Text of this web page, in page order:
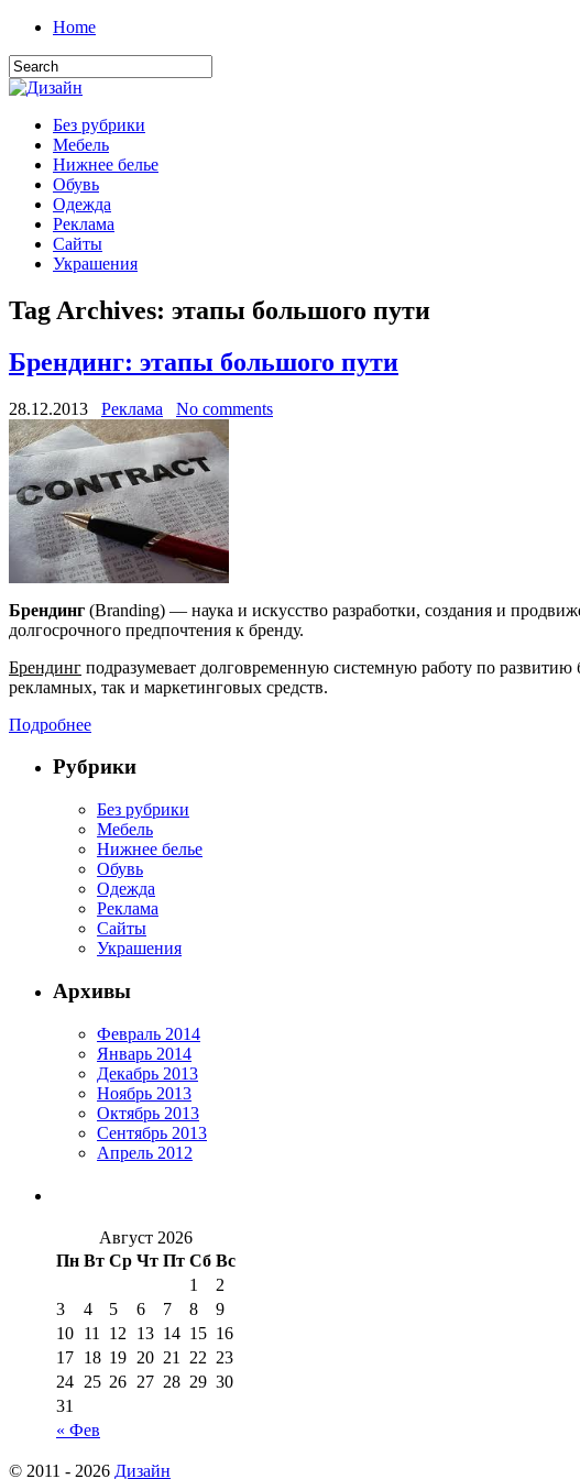
Home
Без рубрики
Мебель
Нижнее белье
Обувь
Одежда
Реклама
Сайты
Украшения
Tag Archives: этапы большого пути
Брендинг: этапы большого пути
28.12.2013 Реклама No comments
Брендинг (Branding) — наука и искусство разработки, создания и
долгосрочного предпочтения к бренду.
Брендинг подразумевает долговременную системную работу по
рекламных, так и маркетинговых средств.
Подробнее
Рубрики
Без рубрики
Мебель
Нижнее белье
Обувь
Одежда
Реклама
Сайты
Украшения
Архивы
Февраль 2014
Январь 2014
Декабрь 2013
Ноябрь 2013
Октябрь 2013
Сентябрь 2013
Апрель 2012
Август 2026
Пн Вт Ср Чт Пт Сб Вс
« Фев
1
2
3
4 5 6 7 8
9
10 11 12 13 14 15 16
17 18 19 20 21 22 23
24 25 26 27 28 29 30
31
© 2011 - 2026 Дизайн